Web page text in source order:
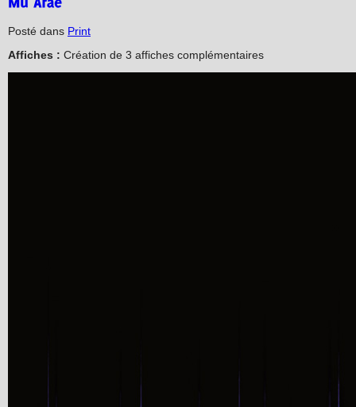
Posté dans Print
Affiches : Création de 3 affiches complémentaires